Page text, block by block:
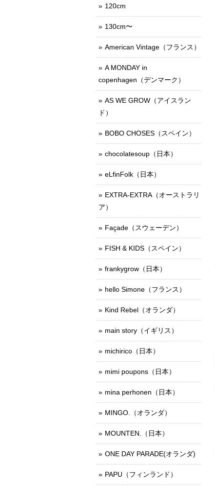
120cm
130cm〜
American Vintage（フランス）
A MONDAY in
copenhagen（デンマーク）
AS WE GROW（アイスラン
ド）
BOBO CHOSES（スペイン）
chocolatesoup（日本）
eLfinFolk（日本）
EXTRA-EXTRA（オーストラリ
ア）
Façade（スウェーデン）
FISH & KIDS（スペイン）
frankygrow（日本）
hello Simone（フランス）
Kind Rebel（オランダ）
main story（イギリス）
michirico（日本）
mimi poupons（日本）
mina perhonen（日本）
MINGO.（オランダ）
MOUNTEN.（日本）
ONE DAY PARADE(オランダ)
PAPU（フィンランド）